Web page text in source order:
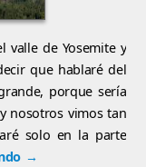
valle de Yosemite y
que hablaré del
porque sería
nosotros vimos tan
solo en la parte
→